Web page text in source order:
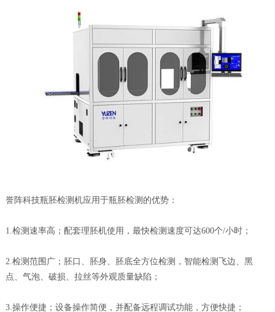
誉阵科技瓶胚检测机应用于瓶胚检测的优势：
1.检测速率高；配套理胚机使用，最快检测速度可达600个/小时；
2.检测范围广；胚口、胚身、胚底全方位检测，智能检测飞边、黑
点、气泡、破损、拉丝等外观质量缺陷；
3.操作便捷；设备操作简便，并配备远程调试功能，方便快捷；